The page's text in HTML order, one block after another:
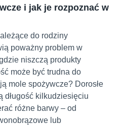
i jak je rozpoznać w
do rodziny
poważny problem w
niszczą produkty
może być trudna do
mole spożywcze? Dorosłe
długość kilkudziesięciu
różne barwy – od
lub